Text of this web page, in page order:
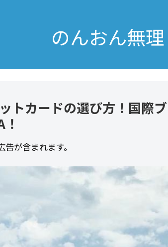
のんおん無
トカードの選び方！国際
が含まれます。